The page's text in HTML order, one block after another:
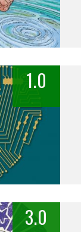
1.0
3.0